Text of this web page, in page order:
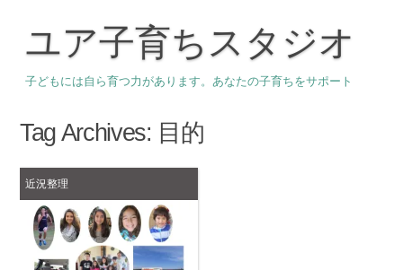
ユア子育ちスタジオ
子どもには自ら育つ力があります。あなたの子育ちをサポート
Tag Archives: 目的
近況整理